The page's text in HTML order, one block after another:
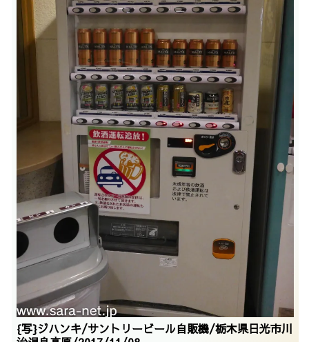
{写}ジハンキ/サントリービール自販機/栃木県日光市川